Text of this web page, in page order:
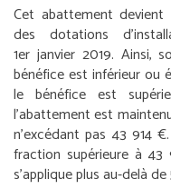
Cet abattement
des dotations
1er janvier 2019. Ainsi,
bénéfice est inférieur ou
le bénéfice est
l’abattement est
n’excédant pas 43 914
fraction supérieure à
s’applique plus au-delà